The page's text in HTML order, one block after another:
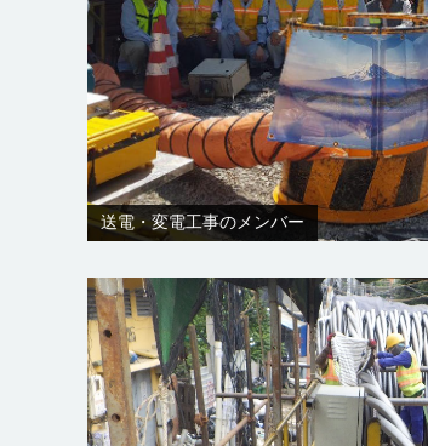
送電・変電工事のメンバー